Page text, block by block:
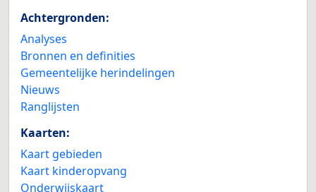
Achtergronden:
Analyses
Bronnen en definities
Gemeentelijke herindelingen
Nieuws
Ranglijsten
Kaarten:
Kaart gebieden
Kaart kinderopvang
Onderwijskaart